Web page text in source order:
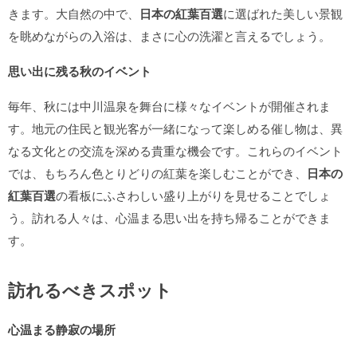
きます。大自然の中で、 日本の紅葉百選に選ばれた美しい景観
を眺めながらの入浴は、まさに心の洗濯と言えるでしょう。
思い出に残る秋のイベント
毎年、秋には中川温泉を舞台に様々なイベントが開催されま
す。地元の住民と観光客が一緒になって楽しめる催し物は、異
なる文化との交流を深める貴重な機会です。これらのイベント
では、もちろん色とりどりの紅葉を楽しむことができ、 日本の
紅葉百選の看板にふさわしい盛り上がりを見せることでしょ
う。訪れる人々は、心温まる思い出を持ち帰ることができま
す。
訪れるべきスポット
心温まる静寂の場所